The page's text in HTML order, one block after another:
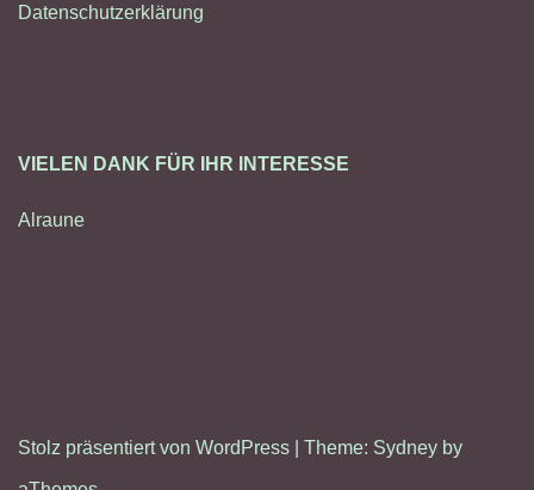
Datenschutzerklärung
VIELEN DANK FÜR IHR INTERESSE
Alraune
Stolz präsentiert von WordPress Theme: Sydney by